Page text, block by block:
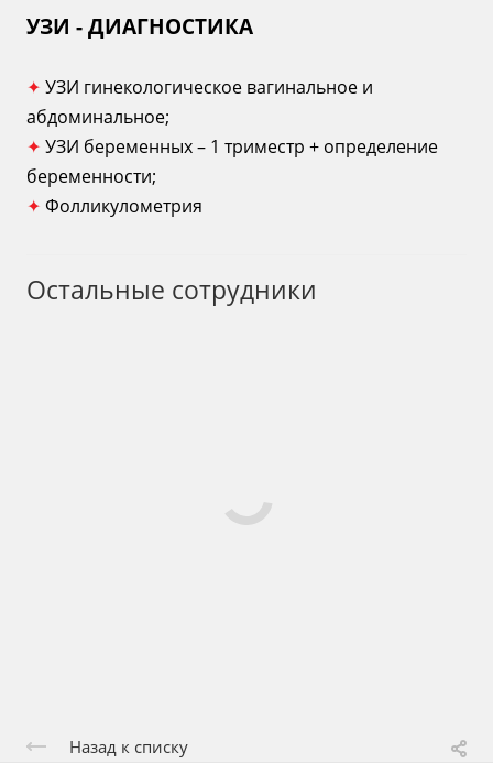
УЗИ - ДИАГНОСТИКА
✦ УЗИ гинекологическое вагинальное и
абдоминальное;
✦ УЗИ беременных – 1 триместр + определение
беременности;
✦ Фолликулометрия
Остальные сотрудники
Назад к списку